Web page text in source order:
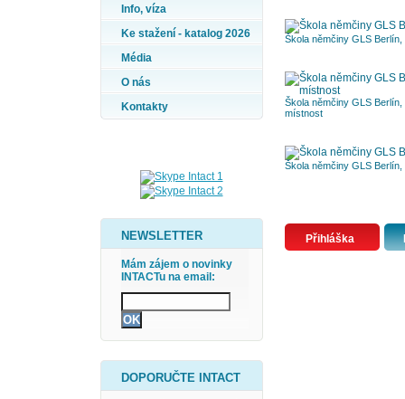
Info, víza
Ke stažení - katalog 2026
Média
O nás
Kontakty
NEWSLETTER
Mám zájem o novinky
INTACTu na email:
DOPORUČTE INTACT
Škola němčiny GLS Berlín,
Škola němčiny GLS
místnost
Škola němčiny GLS Berlín,
Přihláška